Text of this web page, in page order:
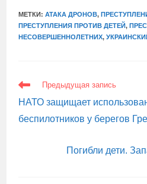
МЕТКИ:АТАКА ДРОНОВ,
ПРЕСТУПЛЕНИЯ ПРОТИВ ДЕТЕЙ,
НЕСОВЕРШЕННОЛЕТНИХ,
ЕЩЕ
СТАТЬИ
Предыдущая запись
НАТО защищает
беспилотников у берегов
Погибли дети.